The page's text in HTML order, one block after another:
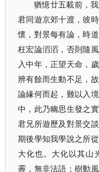
猶憶廿五載前，
君同遊京郊十渡，彼
懷，對景每有論，時
枉宏論滔滔，否則隨
入中年，正望天命，
辨有餘而生動不足，
論緣何而起，難以入
中，此乃幽思生發之
君兄所遊歷及對景交
期後學知我學說之所
大化也。大化以其山
霽，無非法語；樹動